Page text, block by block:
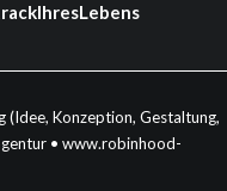
Konzeption, Gestaltung,
• www.robinhood-